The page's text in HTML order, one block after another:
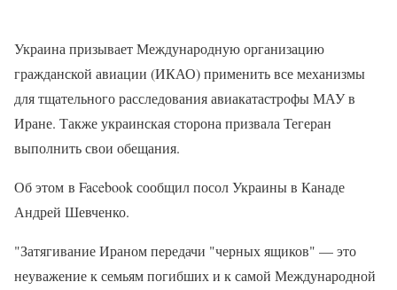
Украина призывает Международную организацию
гражданской авиации (ИКАО) применить все механизмы
для тщательного расследования авиакатастрофы МАУ в
Иране. Также украинская сторона призвала Тегеран
выполнить свои обещания.
Об этом в Facebook сообщил посол Украины в Канаде
Андрей Шевченко.
"Затягивание Ираном передачи "черных ящиков" — это
неуважение к семьям погибших и к самой Международной